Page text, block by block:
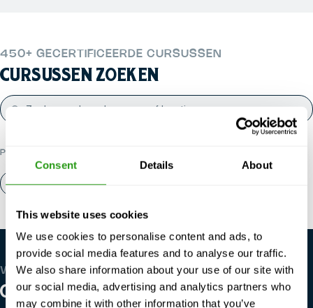
Consent Details About
This website uses cookies
We use cookies to personalise content and ads, to
provide social media features and to analyse our traffic.
We also share information about your use of our site with
our social media, advertising and analytics partners who
may combine it with other information that you’ve
450+ GECERTIFICEERDE CURSUSSEN
CURSUSSEN ZOEKEN
POPULAIRE CATEGORIEËN
Over ons Contact
WE ZIJN WERELDWIJD
ONZE LOCATIES